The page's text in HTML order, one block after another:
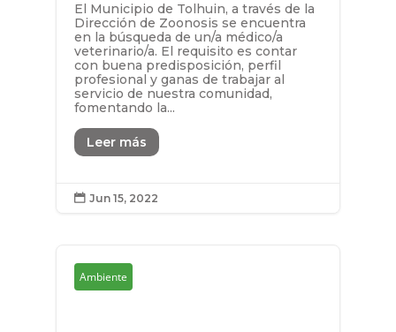
El Municipio de Tolhuin, a través de la
Dirección de Zoonosis se encuentra
en la búsqueda de un/a médico/a
veterinario/a. El requisito es contar
con buena predisposición, perfil
profesional y ganas de trabajar al
servicio de nuestra comunidad,
fomentando la...
Leer más
 Jun 15, 2022
Ambiente